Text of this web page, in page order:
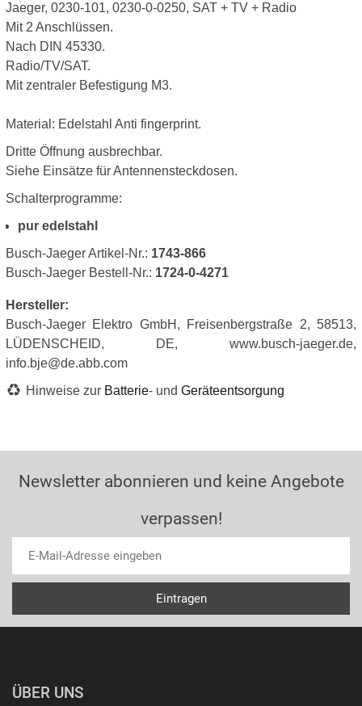
Jaeger, 0230-101, 0230-0-0250, SAT + TV + Radio
Mit 2 Anschlüssen.
Nach DIN 45330.
Radio/TV/SAT.
Mit zentraler Befestigung M3.
Material: Edelstahl Anti fingerprint.
Dritte Öffnung ausbrechbar.
Siehe Einsätze für Antennensteckdosen.
Schalterprogramme:
pur edelstahl
Busch-Jaeger Artikel-Nr.: 1743-866
Busch-Jaeger Bestell-Nr.: 1724-0-4271
Hersteller:
Busch-Jaeger Elektro GmbH, Freisenbergstraße 2, 58513,
LÜDENSCHEID, DE, www.busch-jaeger.de,
info.bje@de.abb.com
Hinweise zur Batterie- und Geräteentsorgung
Newsletter abonnieren und keine Angebote
verpassen!
ÜBER UNS